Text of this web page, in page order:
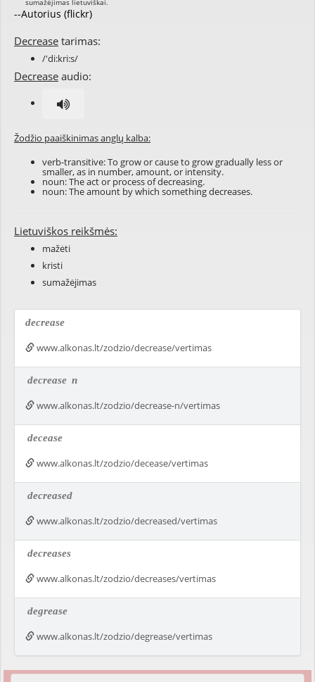
--Autorius (flickr)
Decrease tarimas:
/'di:kri:s/
Decrease audio:
Žodžio paaiškinimas anglų kalba:
verb-transitive: To grow or cause to grow gradually less or
smaller, as in number, amount, or intensity.
noun: The act or process of decreasing.
noun: The amount by which something decreases.
Lietuviškos reikšmės:
mažėti
kristi
sumažėjimas
decrease
www.alkonas.lt/zodzio/decrease/vertimas
decrease n
www.alkonas.lt/zodzio/decrease-n/vertimas
decease
www.alkonas.lt/zodzio/decease/vertimas
decreased
www.alkonas.lt/zodzio/decreased/vertimas
decreases
www.alkonas.lt/zodzio/decreases/vertimas
degrease
www.alkonas.lt/zodzio/degrease/vertimas